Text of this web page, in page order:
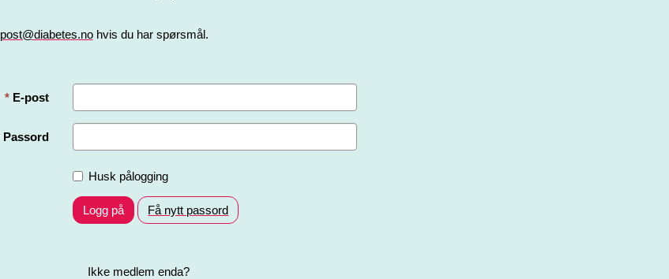
post@diabetes.nohvis du har spørsmål.
E-post
Passord
Husk pålogging
Logg på Få nytt passord
Ikke medlem enda?